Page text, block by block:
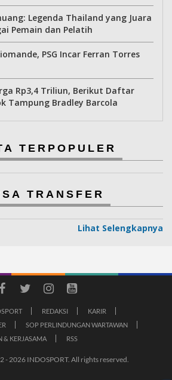
Legenda Thailand yang Juara
Pemain dan Pelatih
PSG Incar Ferran Torres
Rp3,4 Triliun, Berikut Daftar
Tampung Bradley Barcola
TERPOPULER
TRANSFER
Lihat Selengkapnya
REDAKSI
KARIR
SOP PERLINDUNGAN WARTAWAN
& KERJASAMA
RSS
- 2026 INDOSPORT. All rights reserved.